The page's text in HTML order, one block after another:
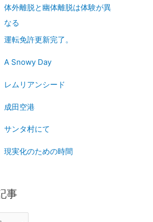
体外離脱と幽体離脱は体験が異
なる
運転免許更新完了。
A Snowy Day
レムリアンシード
成田空港
サンタ村にて
現実化のための時間
事